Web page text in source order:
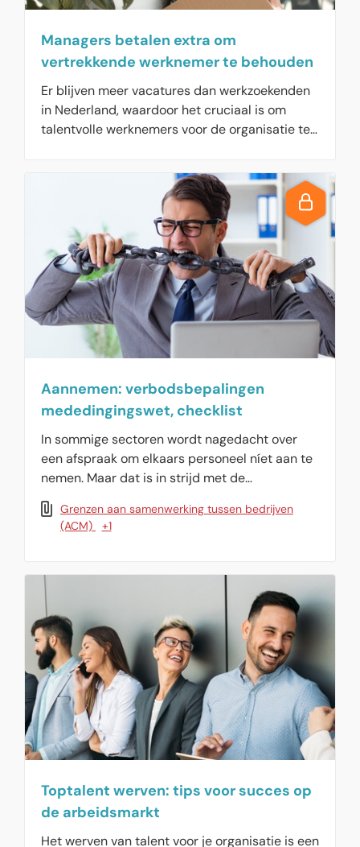
Managers betalen extra om
vertrekkende werknemer te behouden
Er blijven meer vacatures dan werkzoekenden
in Nederland, waardoor het cruciaal is om
talentvolle werknemers voor de organisatie te
de organisatie willen verlaten. Goed
werkgeverschap is een andere strategie die
ook nog steeds loont om in voldoende
personeel te voorzien, want werknemers blijken
vaker terug terug te keren naar hun voormalige
werkgever.
Aannemen: verbodsbepalingen
mededingingswet, checklist
In sommige sectoren wordt nagedacht over
een afspraak om elkaars personeel níet aan te
nemen. Maar dat is in strijd met de
Mededingingswet, waarschuwt de Autoriteit
Consument en Markt (ACM).
Grenzen aan samenwerking tussen bedrijven
(ACM)
+1
Toptalent werven: tips voor succes op
de arbeidsmarkt
Het werven van talent voor je organisatie is een